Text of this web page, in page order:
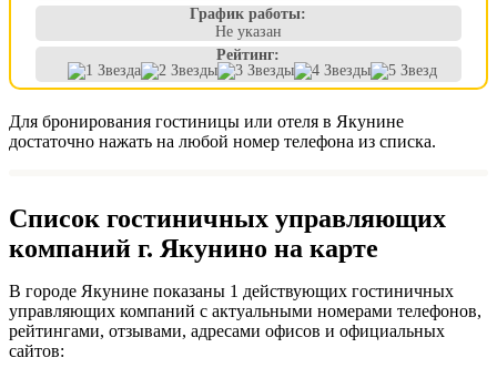
График работы:
Не указан
Рейтинг:
Для бронирования гостиницы или отеля в Якунине
достаточно нажать на любой номер телефона из списка.
Список гостиничных управляющих
компаний г. Якунино на карте
В городе Якунине показаны 1 действующих гостиничных
управляющих компаний с актуальными номерами телефонов,
рейтингами, отзывами, адресами офисов и официальных
сайтов: